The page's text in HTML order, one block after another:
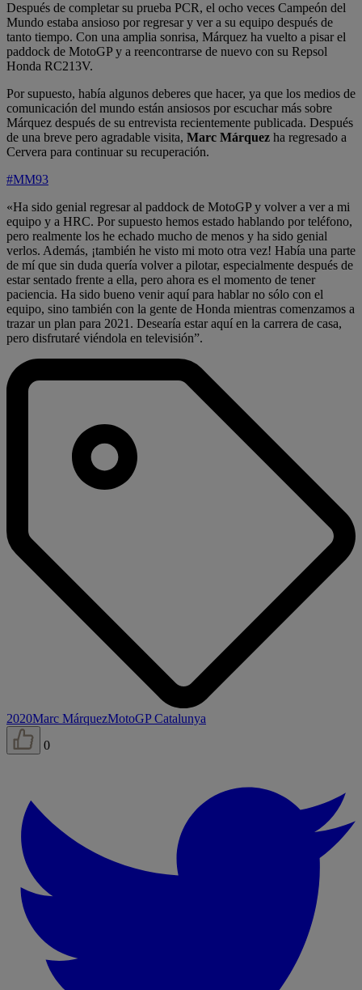
Después de completar su prueba PCR, el ocho veces Campeón del
Mundo estaba ansioso por regresar y ver a su equipo después de
tanto tiempo. Con una amplia sonrisa, Márquez ha vuelto a pisar el
paddock de MotoGP y a reencontrarse de nuevo con su Repsol
Honda RC213V.
Por supuesto, había algunos deberes que hacer, ya que los medios de
comunicación del mundo están ansiosos por escuchar más sobre
Márquez después de su entrevista recientemente publicada. Después
de una breve pero agradable visita, Marc Márquez ha regresado a
Cervera para continuar su recuperación.
#MM93
«Ha sido genial regresar al paddock de MotoGP y volver a ver a mi
equipo y a HRC. Por supuesto hemos estado hablando por teléfono,
pero realmente los he echado mucho de menos y ha sido genial
verlos. Además, ¡también he visto mi moto otra vez! Había una parte
de mí que sin duda quería volver a pilotar, especialmente después de
estar sentado frente a ella, pero ahora es el momento de tener
paciencia. Ha sido bueno venir aquí para hablar no sólo con el
equipo, sino también con la gente de Honda mientras comenzamos a
trazar un plan para 2021. Desearía estar aquí en la carrera de casa,
pero disfrutaré viéndola en televisión”.
2020Marc MárquezMotoGP Catalunya
0